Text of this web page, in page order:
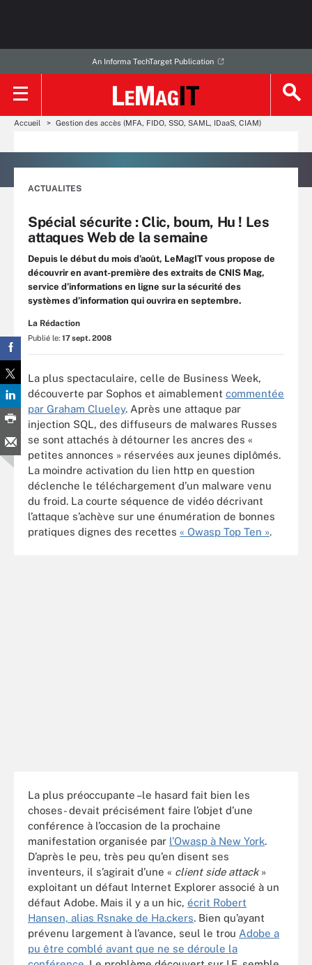
An Informa TechTarget Publication
Accueil Gestion des accès (MFA, FIDO, SSO, SAML, IDaaS, CIAM)
ACTUALITES
Spécial sécurite : Clic, boum, Hu ! Les
attaques Web de la semaine
Depuis le début du mois d’août, LeMagIT vous propose de
découvrir en avant-première des extraits de CNIS Mag,
service d’informations en ligne sur la sécurité des
systèmes d’information qui ouvrira en septembre.
La Rédaction
Publié le: 17 sept. 2008
La plus spectaculaire, celle de Business Week,
découverte par Sophos et aimablement commentée
par Graham Clueley. Après une attaque par
injection SQL, des diffuseurs de malwares Russes
se sont attachés à détourner les ancres des «
petites annonces » réservées aux jeunes diplômés.
La moindre activation du lien http en question
déclenche le téléchargement d’un malware venu
du froid. La courte séquence de vidéo décrivant
l’attaque s’achève sur une énumération de bonnes
pratiques dignes des recettes « Owasp Top Ten ».
La plus préoccupante –le hasard fait bien les
choses- devait précisément faire l’objet d’une
conférence à l’occasion de la prochaine
manifestation organisée par l’Owasp à New York.
D’après le peu, très peu qu’en disent ses
inventeurs, il s’agirait d’une « client side attack»
exploitant un défaut Internet Explorer associé à un
défaut Adobe. Mais il y a un hic, écrit Robert
Hansen, alias Rsnake de Ha.ckers. Bien qu’ayant
prévenu largement à l’avance, seul le trou Adobe a
pu être comblé avant que ne se déroule la